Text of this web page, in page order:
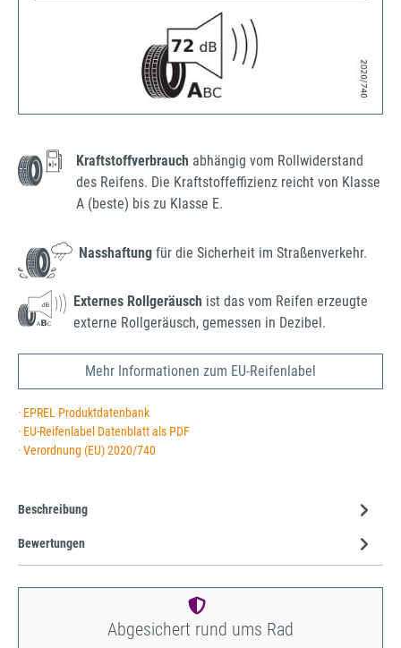
Kraftstoffverbrauch abhängig vom Rollwiderstand
des Reifens. Die Kraftstoffeffizienz reicht von Klasse
A (beste) bis zu Klasse E.
Nasshaftung für die Sicherheit im Straßenverkehr.
Externes Rollgeräusch ist das vom Reifen erzeugte
externe Rollgeräusch, gemessen in Dezibel.
Mehr Informationen zum EU-Reifenlabel
· EPREL Produktdatenbank
· EU-Reifenlabel Datenblatt als PDF
· Verordnung (EU) 2020/740
Beschreibung
Bewertungen
Abgesichert rund ums Rad